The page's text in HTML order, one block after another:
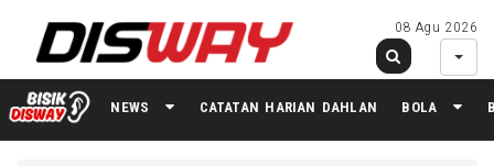
08 Agu 2026
NEWS CATATAN HARIAN DAHLAN BOLA